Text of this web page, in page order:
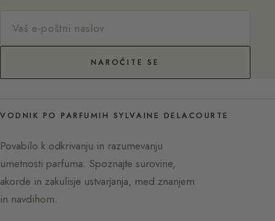
NAROČITE SE
VODNIK PO PARFUMIH SYLVAINE DELACOURTE
Povabilo k odkrivanju in razumevanju
umetnosti parfuma. Spoznajte surovine,
akorde in zakulisje ustvarjanja, med znanjem
in navdihom.